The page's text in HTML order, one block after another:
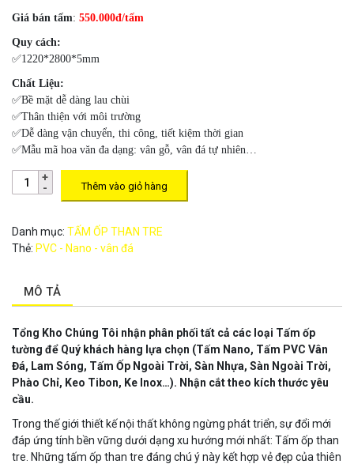
Giá bán tấm: 550.000đ/tấm
Quy cách:
✅1220*2800*5mm
Chất Liệu:
✅Bề mặt dễ dàng lau chùi
✅Thân thiện với môi trường
✅Dễ dàng vận chuyển, thi công, tiết kiệm thời gian
✅Mẫu mã hoa văn đa dạng: vân gỗ, vân đá tự nhiên…
Thêm vào giỏ hàng
Danh mục: TẤM ỐP THAN TRE
Thẻ: PVC - Nano - vân đá
MÔ TẢ
Tổng Kho Chúng Tôi nhận phân phối tất cả các loại Tấm ốp
tường để Quý khách hàng lựa chọn (Tấm Nano, Tấm PVC Vân
Đá, Lam Sóng, Tấm Ốp Ngoài Trời, Sàn Nhựa, Sàn Ngoài Trời,
Phào Chỉ, Keo Tibon, Ke Inox…). Nhận cắt theo kích thước yêu
cầu.
Trong thế giới thiết kế nội thất không ngừng phát triển, sự đổi mới
đáp ứng tính bền vững dưới dạng xu hướng mới nhất: Tấm ốp than
tre. Những tấm ốp than tre đáng chú ý này kết hợp vẻ đẹp của thiên